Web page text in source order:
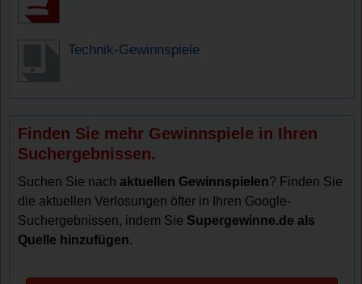
Technik-Gewinnspiele
Finden Sie mehr Gewinnspiele in Ihren
Suchergebnissen.
Suchen Sie nachaktuellen Gewinnspielen? Finden Sie
die aktuellen Verlosungen öfter in Ihren Google-
Suchergebnissen, indem Sie Supergewinne.de als
Quelle hinzufügen.